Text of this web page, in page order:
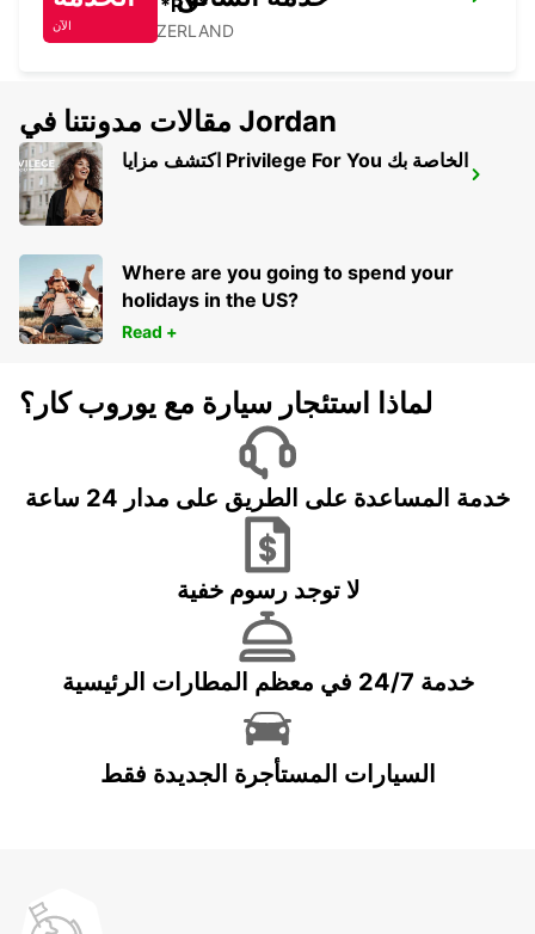
NYON - SWITZERLAND
ANNECY
ANNECY - FRANCE
الآن
مقالات مدونتنا في Jordan
اكتشف مزايا Privilege For You الخاصة بك
Where are you going to spend your
holidays in the US?
Read +
لماذا استئجار سيارة مع يوروب كار؟
خدمة المساعدة على الطريق على مدار 24 ساعة
لا توجد رسوم خفية
خدمة 24/7 في معظم المطارات الرئيسية
السيارات المستأجرة الجديدة فقط